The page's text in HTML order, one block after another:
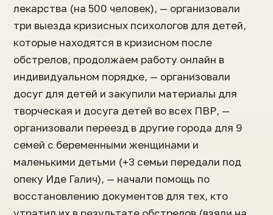
лекарства (на 500 человек), — организовали
три выезда кризисных психологов для детей,
которые находятся в кризисном после
обстрелов, продолжаем работу онлайн в
индивидуальном порядке, — организовали
досуг для детей и закупили материалы для
творческая и досуга детей во всех ПВР, —
организовали переезд в другие города для 9
семей с беременными женщинами и
маленькими детьми (+3 семьи передали под
опеку Иде Галич), — начали помощь по
восстановлению документов для тех, кто